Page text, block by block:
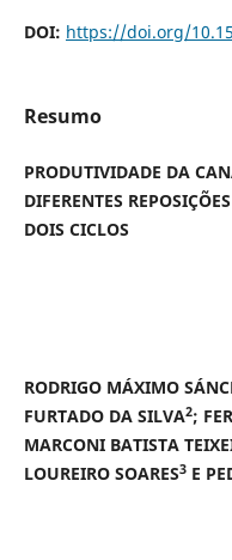
DOI: https://doi.org/
Resumo
PRODUTIVIDADE DA
DIFERENTES
DOIS CICLOS
RODRIGO MÁXIMO
FURTADO DA SILVA2;
MARCONI BATISTA
LOUREIRO SOARES3E